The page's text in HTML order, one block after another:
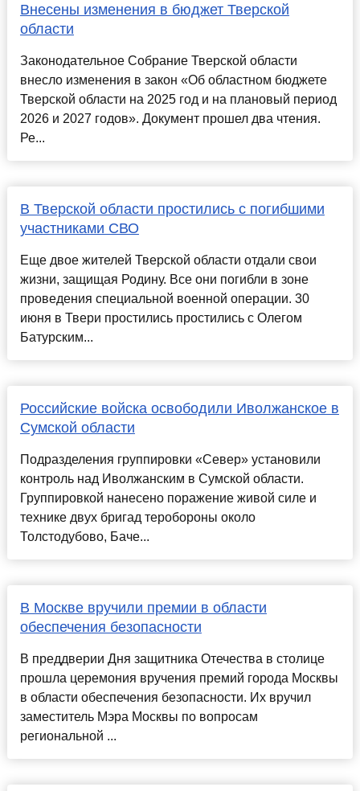
Внесены изменения в бюджет Тверской
области
Законодательное Собрание Тверской области
внесло изменения в закон «Об областном бюджете
Тверской области на 2025 год и на плановый период
2026 и 2027 годов». Документ прошел два чтения.
Ре...
В Тверской области простились с погибшими
участниками СВО
Еще двое жителей Тверской области отдали свои
жизни, защищая Родину. Все они погибли в зоне
проведения специальной военной операции. 30
июня в Твери простились простились с Олегом
Батурским...
Российские войска освободили Иволжанское в
Сумской области
Подразделения группировки «Север» установили
контроль над Иволжанским в Сумской области.
Группировкой нанесено поражение живой силе и
технике двух бригад теробороны около
Толстодубово, Баче...
В Москве вручили премии в области
обеспечения безопасности
В преддверии Дня защитника Отечества в столице
прошла церемония вручения премий города Москвы
в области обеспечения безопасности. Их вручил
заместитель Мэра Москвы по вопросам
региональной ...